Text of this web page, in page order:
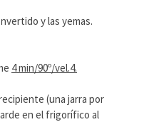
y las yemas.
4 min/90º/vel.4.
(una jarra por
en el frigorífico al